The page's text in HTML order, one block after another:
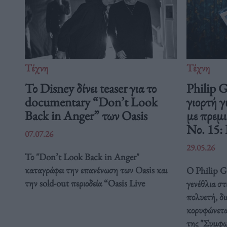
Τέχνη
Το Disney δίνει teaser για το
documentary “Don’t Look
Back in Anger” των Oasis
07.07.26
Το "Don’t Look Back in Anger"
καταγράφει την επανένωση των Oasis και
την sold-out περιοδεία “Oasis Live
Τέχνη
Philip
γιορτή
με
Νο. 15:
29.05.26
Ο Philip
γενέθλια
πολυετή,
της